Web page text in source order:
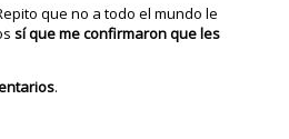
que no a todo el mundo le
sí que me confirmaron que les
.